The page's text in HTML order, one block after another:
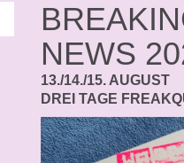
NEWS
13./14./15. AUGUST
DREI TAGE